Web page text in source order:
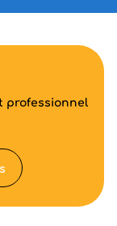
professionnel